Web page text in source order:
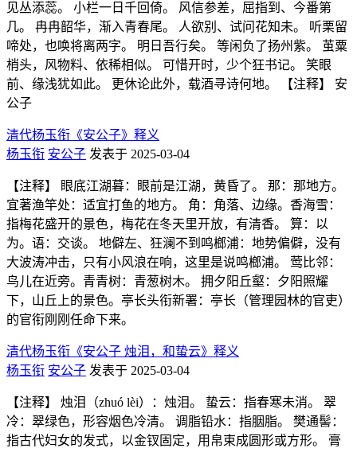
见丛添蕊。 小栏一日千回倚。 风信参差，屈指到、今番第
几。 冉冉韶华，渐入青春尾。 人欲别、试问花知未。 听栗留
啼处，也唤将离两字。 明日吾行矣。 等闲负了扬州紫。 茧粟
梢头，风物料、依稀相似。 可惜开时，少个狂书记。 笑眼
前、缘浅犹如此。 更休论此外，载酒寻诗何地。 【注释】 安
公子
清代杨玉衔《安公子》释义
杨玉衔 安公子 发表于 2025-03-04
【注释】 眼底江湖暮：眼前是江湖，黄昏了。 那：那地方。
宜著渔竿处：适宜打鱼的地方。 角：角落、边缘。香海雪：
指梅花盛开的景色，梅花在冬天里开放，有清香。 算：以
为。语：交谈。 地僻左、狂澜不到鸣榔浦：地势偏僻，没有
大波涛冲击，只有小风浪在响，这里是说鸣榔浦。 莺比邻：
鸟儿在近旁。青青树：青葱树木。 拥夕阳丘壑：夕阳照耀
下，山丘上的景色。亭长头衔新署：亭长（管理园林的官吏）
的官衔刚刚任命下来。
清代杨玉衔《安公子 烛泪，和蛰云》释义
杨玉衔 安公子 发表于 2025-03-04
【注释】 烛泪（zhuó lèi）：烛泪。 蛰云：指春寒未消。 翠
冷：翠绿色，形容烟色冷清。 调脂铅水：指胭脂。 樊通髻：
指古代妇女的发式，以金钗固定，用帛束成圆形或方形。 膏